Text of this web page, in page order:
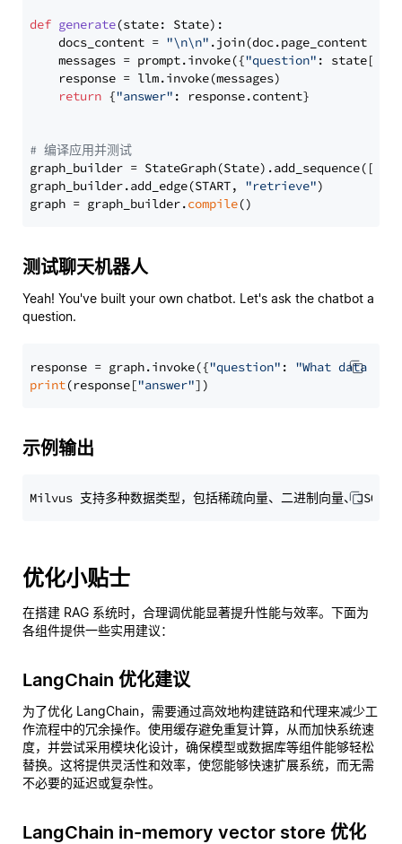
def generate(state: State):
    docs_content =
"\n\n" .join(doc.page_content
    messages = prompt.invoke({
"question" : state[
    response = llm.invoke(messages)
return {"answer" : response.content}
# 编译应用并测试
graph_builder =
graph_builder.add_edge(START, "retrieve")
graph = graph_builder.compile
测试聊天机器人
Yeah! You've built your own chatbot. Let's ask the chatbot a
question.
response = graph.invoke({"question" : "What data
print(response["answer"
示例输出
优化小贴士
在搭建 RAG 系统时，合理调优能显著提升性能与效率。下面为
各组件提供一些实用建议：
LangChain 优化建议
为了优化 LangChain，需要通过高效地构建链路和代理来减少工
作流程中的冗余操作。使用缓存避免重复计算，从而加快系统速
度，并尝试采用模块化设计，确保模型或数据库等组件能够轻松
替换。这将提供灵活性和效率，使您能够快速扩展系统，而无需
不必要的延迟或复杂性。
LangChain in-memory vector store 优化